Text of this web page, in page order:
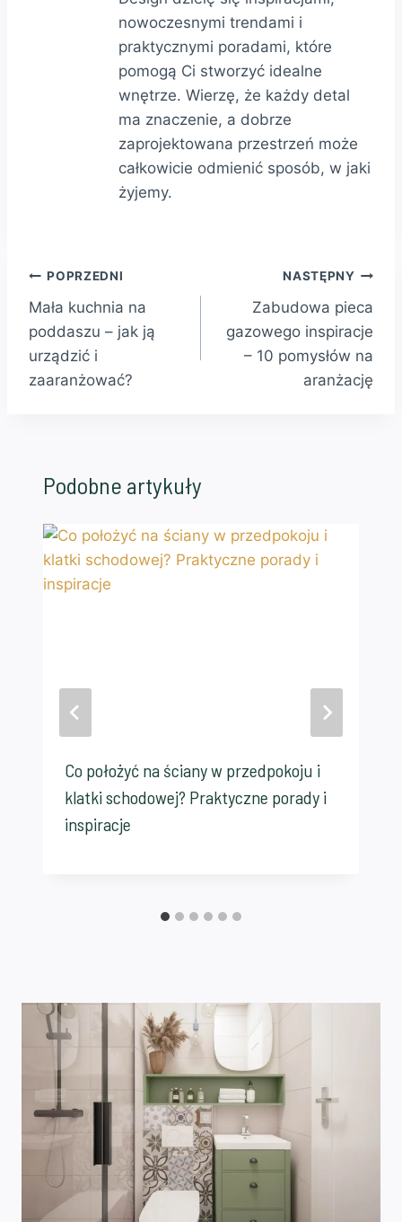
nowoczesnymi trendami i
praktycznymi poradami, które
pomogą Ci stworzyć idealne
wnętrze. Wierzę, że każdy detal
ma znaczenie, a dobrze
zaprojektowana przestrzeń może
całkowicie odmienić sposób, w jaki
żyjemy.
Nawigacja
wpisu
POPRZEDNI
Mała kuchnia na
poddaszu – jak ją
urządzić i
zaaranżować?
NASTĘPNY
Zabudowa pieca
gazowego inspiracje
– 10 pomysłów na
aranżację
Podobne artykuły
Co położyć na ściany w przedpokoju i
klatki schodowej? Praktyczne porady i
inspiracje